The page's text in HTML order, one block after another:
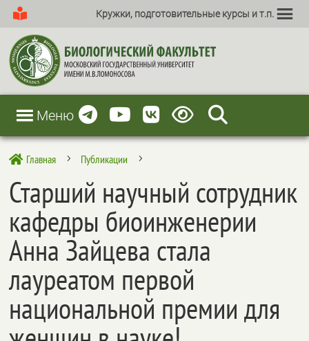
Кружки, подготовительные курсы и т.п.
Меню
 Главная 5 Публикации 5
Старший научный сотрудник
кафедры биоинженерии
Анна Зайцева стала
лауреатом первой
национальной премии для